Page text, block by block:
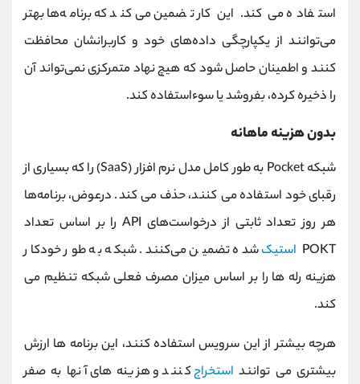
استفاده می کند. این کار تضمین می‌کند که برنامه‌ها بهتر
می‌توانند از یکپارچگی داده‌های خود و کاربرانشان محافظت
کنند و اطمینان حاصل شود که هیچ نهاد متمرکزی نمی‌تواند آن
را ذخیره کرده، بفروشد یا سوءاستفاده کند.
بدون هزینه ماهانه
شبکه Pocket به طور کامل مدل نرم افزار (SaaS) را که بسیاری از
رقبای خود استفاده می کنند، حذف می کند. درعوض، برنامه‌ها
هر روز تعداد ثابتی از درخواست‌های API را بر اساس تعداد
POKT استیکشده تضمین می‌کنند. شبکه به طور خودکار
هزینه رله ها را بر اساس میزان مصرف فعلی شبکه تنظیم می
کند.
هرچه بیشتر از این سرویس استفاده کنند، این برنامه ها ارزش
بیشتری می توانند استخراجکنند و هزینه های آنها به صفر